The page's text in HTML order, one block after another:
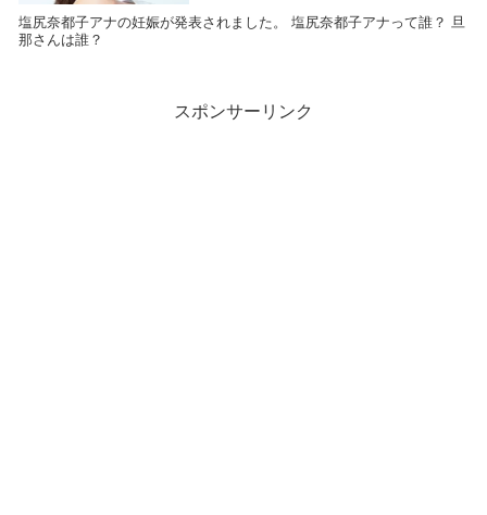
塩尻奈都子アナの妊娠が発表されました。 塩尻奈都子アナって誰？ 旦
那さんは誰？
スポンサーリンク